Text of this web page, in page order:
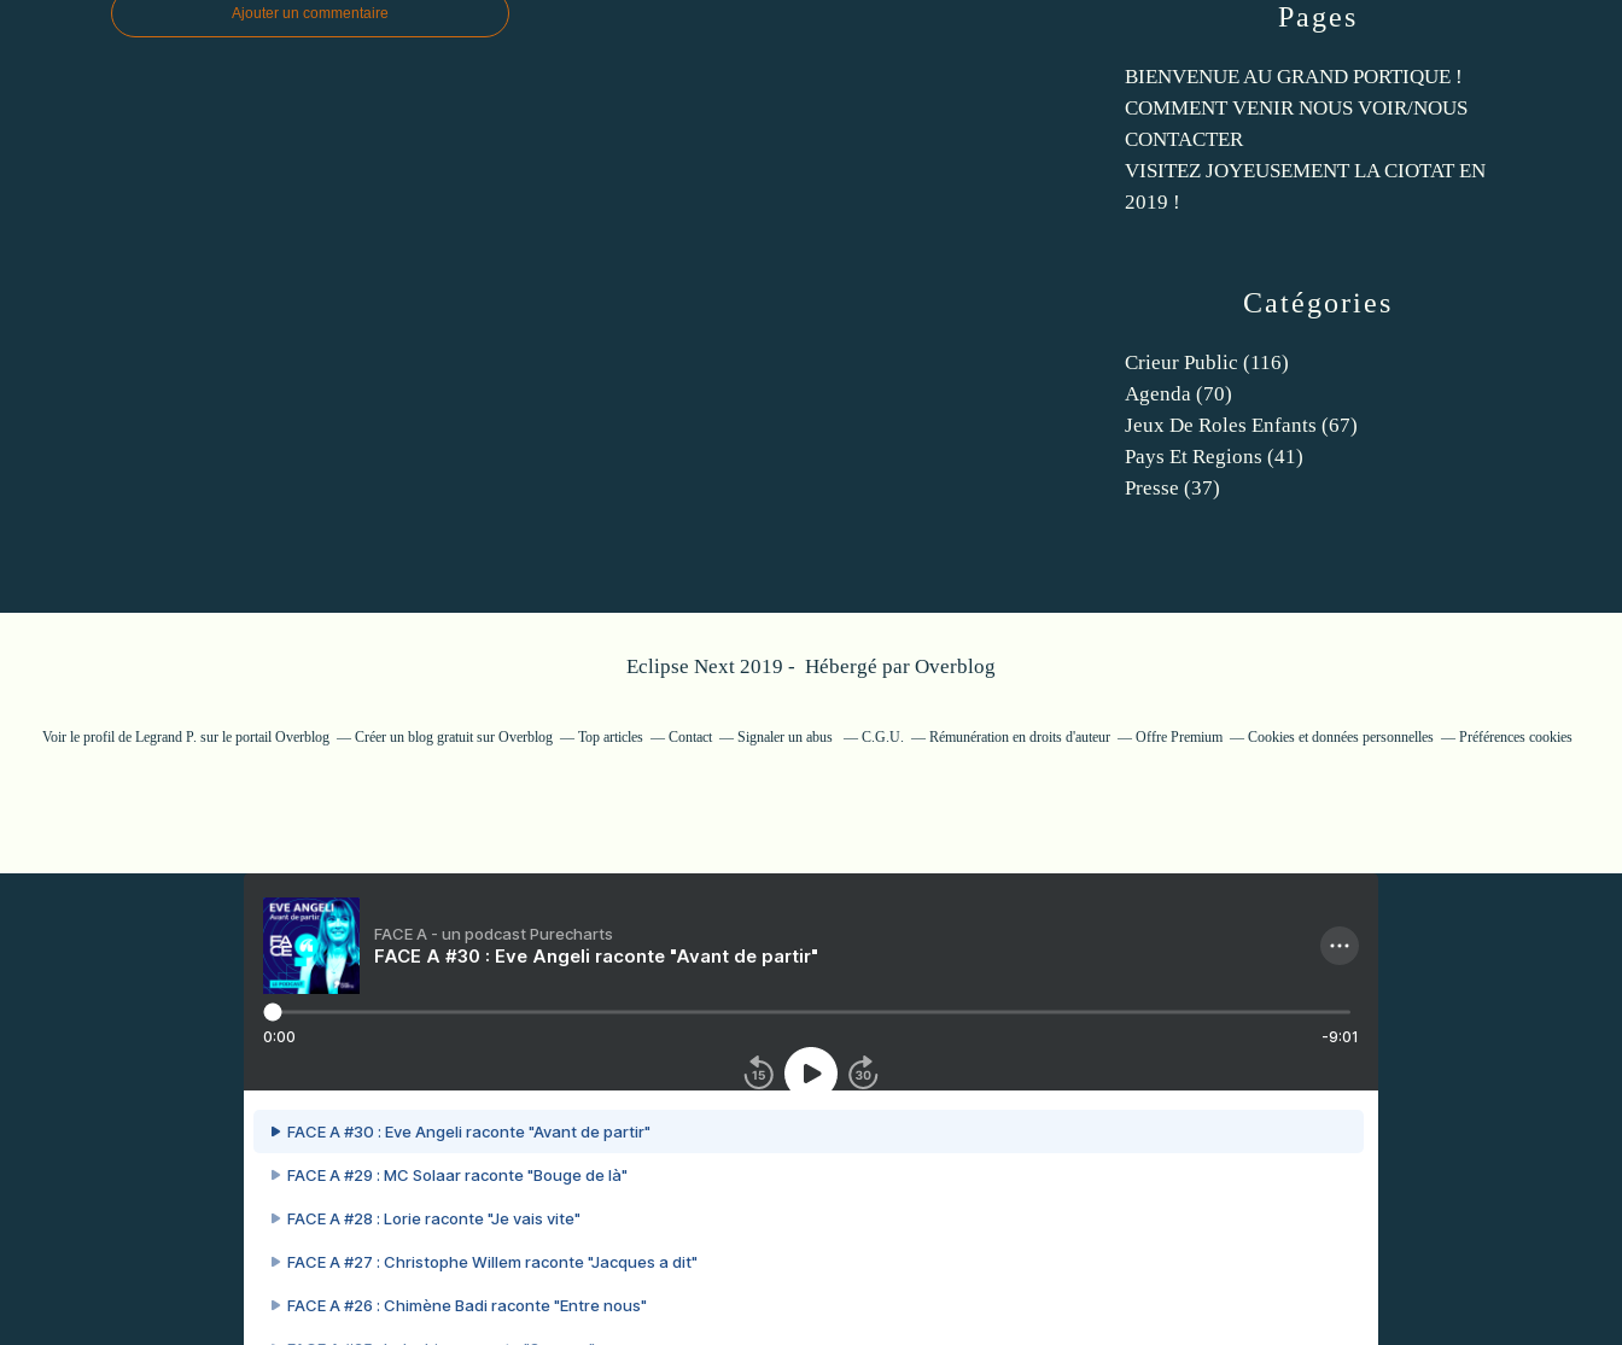
Ajouter un commentaire
Catégories
Crieur Public (116)
Agenda (70)
Jeux De Roles Enfants (67)
Pays Et Regions (41)
Presse (37)
Pages
BIENVENUE AU GRAND PORTIQUE !
COMMENT VENIR NOUS VOIR/NOUS
CONTACTER
VISITEZ JOYEUSEMENT LA CIOTAT EN
2019 !
Eclipse Next 2019 - Hébergé par Overblog
Voir le profil de Legrand P. sur le portail Overblog Créer un blog gratuit sur Overblog Top articles Contact Signaler un abus C.G.U. Rémunération en droits d'auteur Offre Premium Cookies et données personnelles Préférences cookies
FACE A - un podcast Purecharts
FACE A #30 : Eve Angeli raconte "Avant de partir"
0:00 -9:01
FACE A #30 : Eve Angeli raconte "Avant de partir"
FACE A #29 : MC Solaar raconte "Bouge de là"
FACE A #28 : Lorie raconte "Je vais vite"
FACE A #27 : Christophe Willem raconte "Jacques a dit"
FACE A #26 : Chimène Badi raconte "Entre nous"